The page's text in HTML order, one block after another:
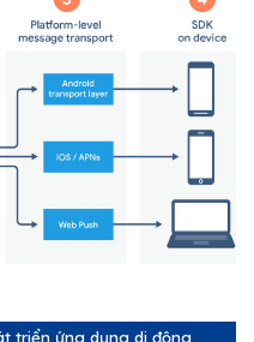
triển ứng dụng di động